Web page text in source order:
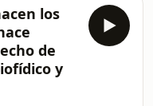
se genera
del
de
el ICECU
que
ya
los
de
y